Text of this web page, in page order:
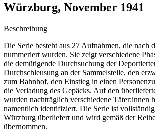
Würzburg, November 1941
Beschreibung
Die Serie besteht aus 27 Aufnahmen, die nach
nummeriert wurden. Sie zeigt verschiedene
die demütigende Durchsuchung der
Durchschleusung an der Sammelstelle, den
zum Bahnhof, den Einstieg in einen
die Verladung des Gepäcks. Auf den
wurden nachträglich verschiedene Täter:innen
namentlich identifiziert. Die Serie ist
Würzburg überliefert und wird gemäß der
übernommen.